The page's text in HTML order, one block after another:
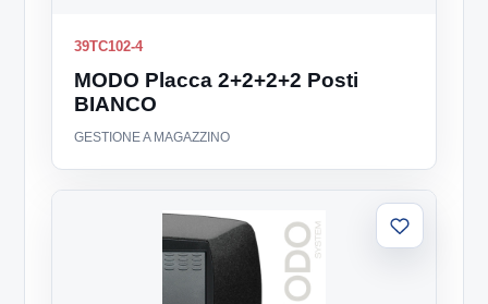
39TC102-4
MODO Placca 2+2+2+2 Posti
BIANCO
GESTIONE A MAGAZZINO
Aggiungi
alla